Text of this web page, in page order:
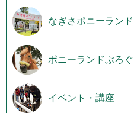
なぎさポニーランド
ポニーランドぶろぐ
イベント・講座